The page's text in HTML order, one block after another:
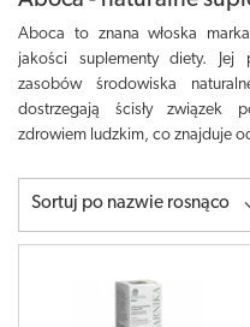
Aboca to znana włoska
jakości suplementy diety. Jej
zasobów środowiska
dostrzegają ścisły związek
zdrowiem ludzkim, co znajduje
Sortuj po nazwie rosnąco